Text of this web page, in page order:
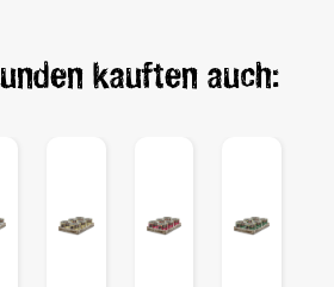
kauften auch: